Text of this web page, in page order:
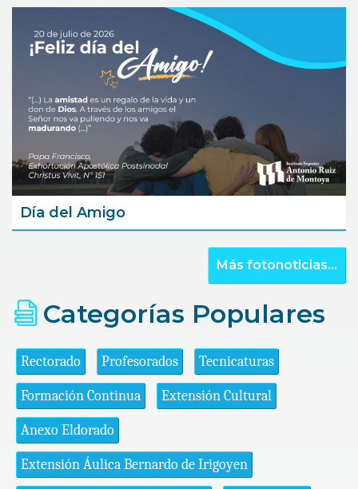
Día del Amigo
Más fotonoticias...
Categorías Populares
Rectorado Profesorados Tecnicaturas
Formación Continua Extensión Cultural
Anexo Eldorado
Extensión Áulica Bernardo de Irigoyen